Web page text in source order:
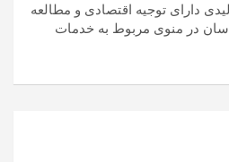
دارای توجیه اقتصادی و مطالعه
در منوی مربوط به خدمات